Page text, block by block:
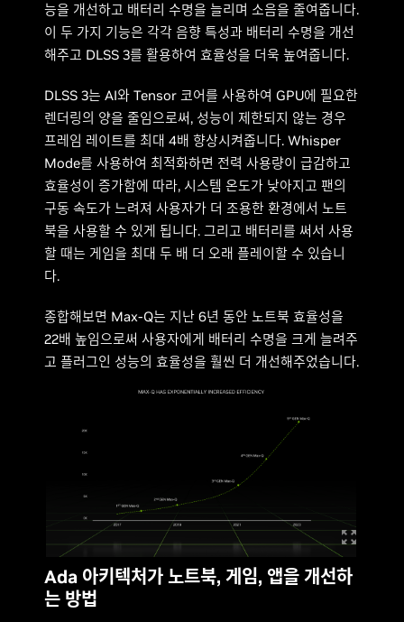
능을 개선하고 배터리 수명을 늘리며 소음을 줄여줍니다.
이 두 가지 기능은 각각 음향 특성과 배터리 수명을 개선
해주고 DLSS 3를 활용하여 효율성을 더욱 높여줍니다.
DLSS 3는 AI와 Tensor 코어를 사용하여 GPU에 필요한
렌더링의 양을 줄임으로써, 성능이 제한되지 않는 경우
프레임 레이트를 최대 4배 향상시켜줍니다. Whisper
Mode를 사용하여 최적화하면 전력 사용량이 급감하고
효율성이 증가함에 따라, 시스템 온도가 낮아지고 팬의
구동 속도가 느려져 사용자가 더 조용한 환경에서 노트
북을 사용할 수 있게 됩니다. 그리고 배터리를 써서 사용
할 때는 게임을 최대 두 배 더 오래 플레이할 수 있습니
다.
종합해보면 Max-Q는 지난 6년 동안 노트북 효율성을
22배 높임으로써 사용자에게 배터리 수명을 크게 늘려주
고 플러그인 성능의 효율성을 훨씬 더 개선해주었습니다.
Ada 아키텍처가 노트북, 게임, 앱을 개선하
는 방법